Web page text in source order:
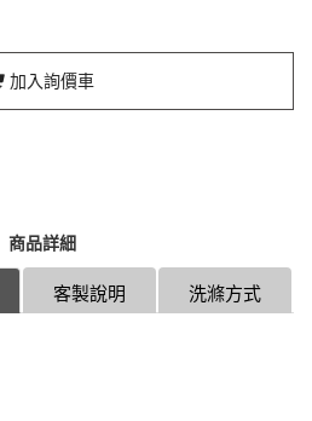
加入詢價車
商品詳細
洗滌方式
客製說明